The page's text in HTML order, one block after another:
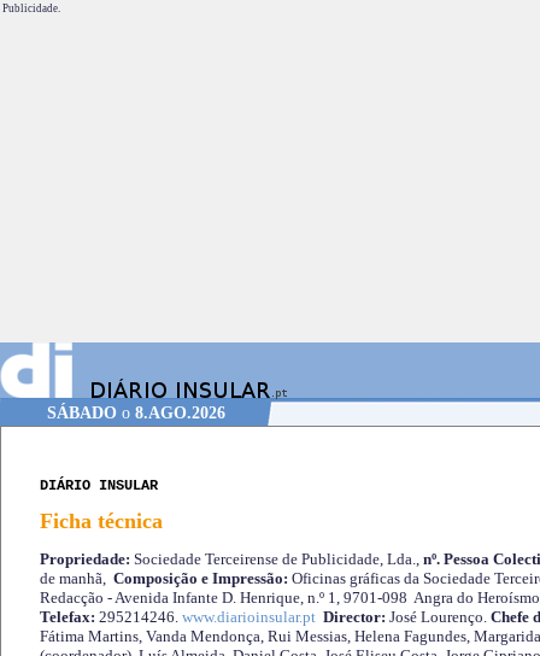
Publicidade.
SÁBADOo 8.AGO.2026
DIÁRIO INSULAR
Ficha técnica
Propriedade: Sociedade Terceirense de Publicidade, Lda., nº. Pessoa
de manhã, Composição e Impressão: Oficinas gráficas da Sociedade
Redacção - Avenida Infante D. Henrique, n.º 1, 9701-098 Angra do
Telefax: 295214246. www.diarioinsular.pt Director: José Lourenço. Chefe
Fátima Martins, Vanda Mendonça, Rui Messias, Helena Fagundes,